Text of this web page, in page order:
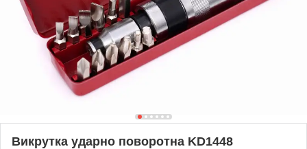
Викрутка ударно поворотна KD1448